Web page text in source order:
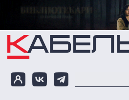
Перейти к основному